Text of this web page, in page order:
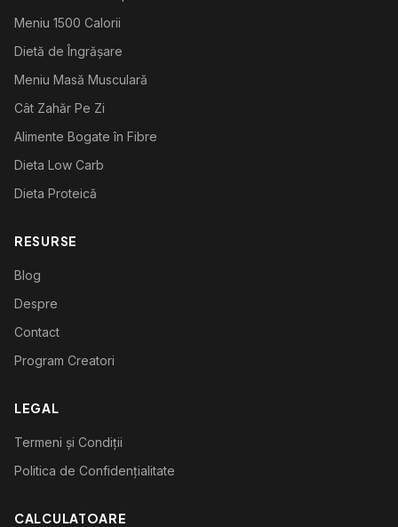
Meniu 1500 Calorii
Dietă de Îngrășare
Meniu Masă Musculară
Cât Zahăr Pe Zi
Alimente Bogate în Fibre
Dieta Low Carb
Dieta Proteică
RESURSE
Blog
Despre
Contact
Program Creatori
LEGAL
Termeni și Condiții
Politica de Confidențialitate
CALCULATOARE